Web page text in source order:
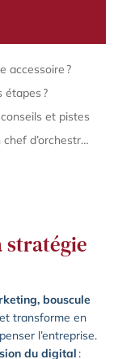
accessoire ?
étapes ?
et pistes
Qui porte la transformation digitale : un chef d’orchestre dans l’ombre ?
stratégie
bouscule
transforme en
l’entreprise.
du digital: